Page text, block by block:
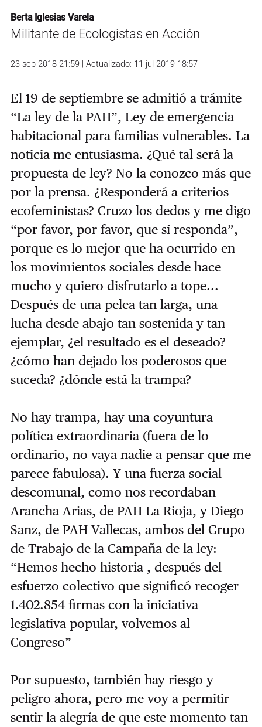
Berta Iglesias Varela
Militante de Ecologistas en Acción
23 sep 2018 21:59 | Actualizado: 11 jul 2019 18:57
El 19 de septiembre se admitió a trámite
“La ley de la PAH”, Ley de emergencia
habitacional para familias vulnerables. La
noticia me entusiasma. ¿Qué tal será la
propuesta de ley? No la conozco más que
por la prensa. ¿Responderá a criterios
ecofeministas? Cruzo los dedos y me digo
“por favor, por favor, que sí responda”,
porque es lo mejor que ha ocurrido en
los movimientos sociales desde hace
mucho y quiero disfrutarlo a tope...
Después de una pelea tan larga, una
lucha desde abajo tan sostenida y tan
ejemplar, ¿el resultado es el deseado?
¿cómo han dejado los poderosos que
suceda? ¿dónde está la trampa?
No hay trampa, hay una coyuntura
política extraordinaria (fuera de lo
ordinario, no vaya nadie a pensar que me
parece fabulosa). Y una fuerza social
descomunal, como nos recordaban
Arancha Arias, de PAH La Rioja, y Diego
Sanz, de PAH Vallecas, ambos del Grupo
de Trabajo de la Campaña de la ley:
“Hemos hecho historia , después del
esfuerzo colectivo que significó recoger
1.402.854 firmas con la iniciativa
legislativa popular, volvemos al
Congreso”
Por supuesto, también hay riesgo y
peligro ahora, pero me voy a permitir
sentir la alegría de que este momento tan